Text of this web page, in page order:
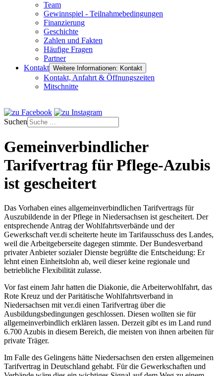
Team
Gewinnspiel - Teilnahmebedingungen
Finanzierung
Geschichte
Zahlen und Fakten
Häufige Fragen
Partner
Kontakt Weitere Informationen: Kontakt
Kontakt, Anfahrt & Öffnungszeiten
Mitschnitte
Suchen
Gemeinverbindlicher
Tarifvertrag für Pflege-Azubis
ist gescheitert
Das Vorhaben eines allgemeinverbindlichen Tarifvertrags für
Auszubildende in der Pflege in Niedersachsen ist gescheitert. Der
entsprechende Antrag der Wohlfahrtsverbände und der
Gewerkschaft ver.di scheiterte heute im Tarifausschuss des Landes,
weil die Arbeitgeberseite dagegen stimmte. Der Bundesverband
privater Anbieter sozialer Dienste begrüßte die Entscheidung: Er
lehnt einen Einheitslohn ab, weil dieser keine regionale und
betriebliche Flexibilität zulasse.
Vor fast einem Jahr hatten die Diakonie, die Arbeiterwohlfahrt, das
Rote Kreuz und der Paritätische Wohlfahrtsverband in
Niedersachsen mit ver.di einen Tarifvertrag über die
Ausbildungsbedingungen geschlossen. Diesen wollten sie für
allgemeinverbindlich erklären lassen. Derzeit gibt es im Land rund
6.700 Azubis in diesem Bereich, die meisten von ihnen arbeiten für
private Träger.
Im Falle des Gelingens hätte Niedersachsen den ersten allgemeinen
Tarifvertrag in Deutschland gehabt. Für die Gewerkschaften und